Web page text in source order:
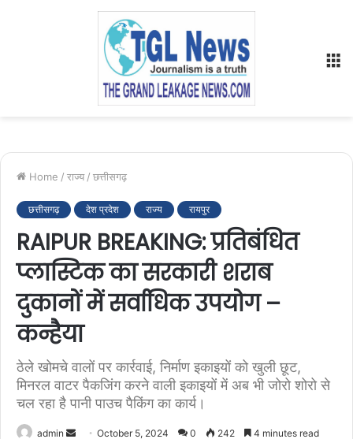
Home / राज्य / छत्तीसगढ़
छत्तीसगढ़ देश प्रदेश राज्य रायपुर
RAIPUR BREAKING: प्रतिबंधित
प्लास्टिक का सरकारी शराब
दुकानों में सर्वाधिक उपयोग –
कन्हैया
ठेले खोमचे वालों पर कार्रवाई, निर्माण इकाइयों को खुली छूट,
मिनरल वाटर पैकजिंग करने वाली इकाइयों में अब भी जोरो शोरो से
चल रहा है पानी पाउच पैकिंग का कार्य।
admin
SendOctober 5, 2024 0 242 4 minutes read